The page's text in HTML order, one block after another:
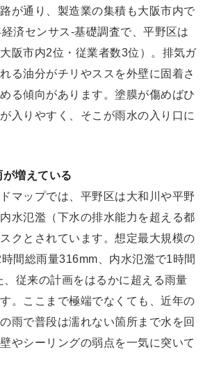
が通り、製造業の集積も大阪市内で
済センサス-基礎調査で、平野区は
阪市内2位・従業者数3位）。排気ガ
る油分がチリやススを外壁に固着さ
る傾向があります。塗膜が傷めばひ
入りやすく、そこが雨水の入り口に
増えている
マップでは、平野区は大和川や平野
水氾濫（下水の排水能力を超える都
クとされています。想定最大規模の
間総雨量316mm、内水氾濫で1時間
従来の計画をはるかに超える雨量
。ここまで極端でなくても、近年の
雨で普段は濡れない箇所まで水を回
やシーリングの弱点を一気に突いて